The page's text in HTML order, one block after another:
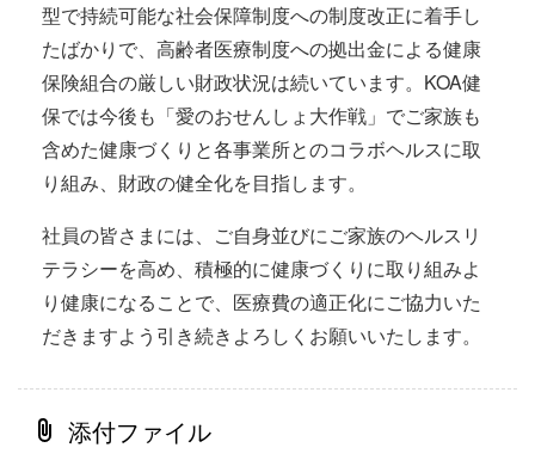
型で持続可能な社会保障制度への制度改正に着手し
たばかりで、高齢者医療制度への拠出金による健康
保険組合の厳しい財政状況は続いています。KOA健
保では今後も「愛のおせんしょ大作戦」でご家族も
含めた健康づくりと各事業所とのコラボヘルスに取
り組み、財政の健全化を目指します。
社員の皆さまには、ご自身並びにご家族のヘルスリ
テラシーを高め、積極的に健康づくりに取り組みよ
り健康になることで、医療費の適正化にご協力いた
だきますよう引き続きよろしくお願いいたします。
添付ファイル